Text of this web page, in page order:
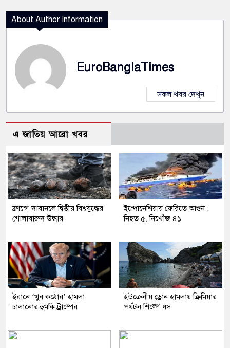
About Author Information
EuroBanglaTimes
সকল খবর দেখুন
এ জাতিয় আরো খবর
ফ্রান্সে দাবানলে দ্বিতীয় বিশ্বযুদ্ধের
গোলাবারুদ উদ্ধার
ইন্দোনেশিয়ায় ফেরিতে আগুন :
নিহত ৫, নিখোঁজ ৪১
ইরানে ‘খুব কঠোর’ হামলা
চালানোর হুমকি ট্রাম্পের
ইউক্রেনীয় ড্রোন হামলায় ক্রিমিয়ার
পর্যটন শিল্পে ধস